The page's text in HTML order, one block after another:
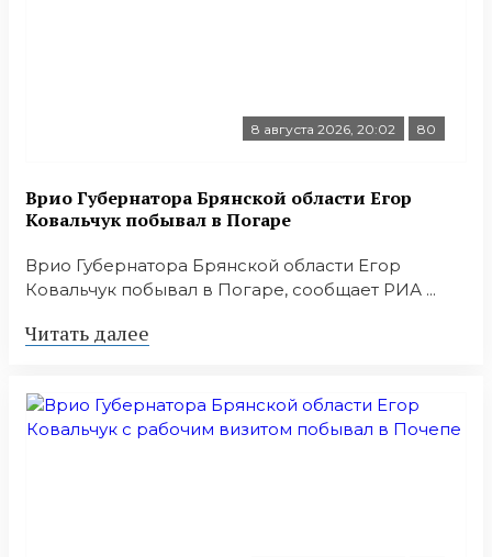
8 августа 2026, 20:02 80
Врио Губернатора Брянской области Егор
Ковальчук побывал в Погаре
Врио Губернатора Брянской области Егор
Ковальчук побывал в Погаре, сообщает РИА ...
Читать далее